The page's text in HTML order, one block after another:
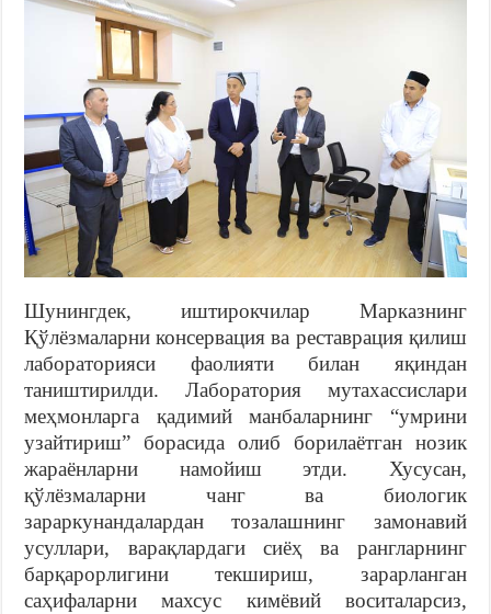
Шунингдек, иштирокчилар Марказнинг
Қўлёзмаларни консервация ва реставрация қилиш
лабораторияси фаолияти билан яқиндан
таништирилди. Лаборатория мутахассислари
меҳмонларга қадимий манбаларнинг “умрини
узайтириш” борасида олиб борилаётган нозик
жараёнларни намойиш этди. Хусусан,
қўлёзмаларни чанг ва биологик
зараркунандалардан тозалашнинг замонавий
усуллари, варақлардаги сиёҳ ва рангларнинг
барқарорлигини текшириш, зарарланган
саҳифаларни махсус кимёвий воситаларсиз,